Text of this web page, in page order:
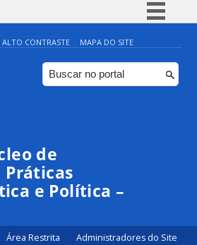
Simplifique!
Comunica BR
Participe
ALTO CONTRASTE MAPA DO SITE
de
Práticas
e Política –
Área Restrita Administradores do Site